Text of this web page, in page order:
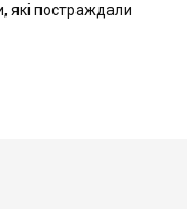
які постраждали